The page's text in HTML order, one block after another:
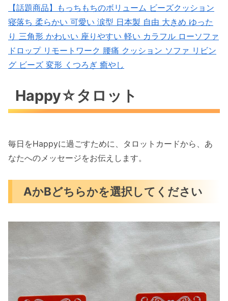
【話題商品】もっちもちのボリューム ビーズクッション
寝落ち 柔らかい 可愛い 涙型 日本製 自由 大きめ ゆった
り 三角形 かわいい 座りやすい 軽い カラフル ローソファ
ドロップ リモートワーク 腰痛 クッション ソファ リビン
グ ビーズ 変形 くつろぎ 癒やし
Happy☆タロット
毎日をHappyに過ごすために、タロットカードから、あ
なたへのメッセージをお伝えします。
AかBどちらかを選択してください